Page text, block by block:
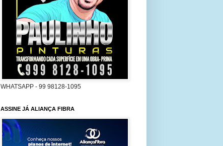
WHATSAPP - 99 98128-1095
ASSINE JÁ ALIANÇA FIBRA